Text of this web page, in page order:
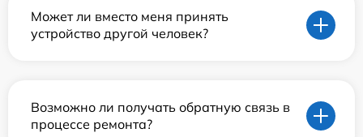
Может ли вместо меня принять
устройство другой человек?
Возможно ли получать обратную связь в
процессе ремонта?